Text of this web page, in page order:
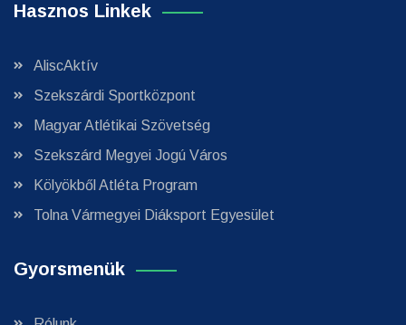
Hasznos Linkek
AliscAktív
Szekszárdi Sportközpont
Magyar Atlétikai Szövetség
Szekszárd Megyei Jogú Város
Kölyökből Atléta Program
Tolna Vármegyei Diáksport Egyesület
Gyorsmenük